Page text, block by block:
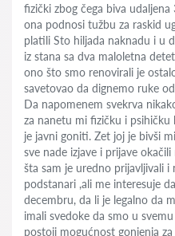
fizički zbog čega biva
ona podnosi tužbu za raskid
platili Sto hiljada naknadu i u
iz stana sa dva maloletna
ono što smo renovirali je
savetovao da dignemo ruke
Da napomenem svekrva
za nanetu mi fizičku i
je javni goniti. Zet joj je bivši
sve nade izjave i prijave
šta sam je uredno prijavljivali i
podstanari ,ali me interesuje
decembru, da li je legalno da
imali svedoke da smo u
postoji mogućnost gonjenja